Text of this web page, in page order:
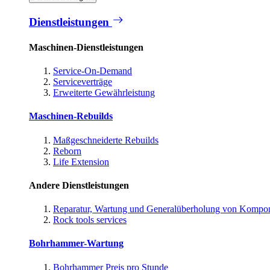
Dienstleistungen
Maschinen-Dienstleistungen
Service-On-Demand
Serviceverträge
Erweiterte Gewährleistung
Maschinen-Rebuilds
Maßgeschneiderte Rebuilds
Reborn
Life Extension
Andere Dienstleistungen
Reparatur, Wartung und Generalüberholung von
Rock tools services
Bohrhammer-Wartung
Bohrhammer Preis pro Stunde